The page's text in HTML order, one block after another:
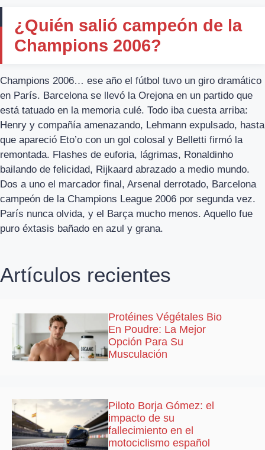
¿Quién salió campeón de la
Champions 2006?
Champions 2006… ese año el fútbol tuvo un giro dramático
en París. Barcelona se llevó la Orejona en un partido que
está tatuado en la memoria culé. Todo iba cuesta arriba:
Henry y compañía amenazando, Lehmann expulsado, hasta
que apareció Eto’o con un gol colosal y Belletti firmó la
remontada. Flashes de euforia, lágrimas, Ronaldinho
bailando de felicidad, Rijkaard abrazado a medio mundo.
Dos a uno el marcador final, Arsenal derrotado, Barcelona
campeón de la Champions League 2006 por segunda vez.
París nunca olvida, y el Barça mucho menos. Aquello fue
puro éxtasis bañado en azul y grana.
Artículos recientes
Protéines Végétales Bio
En Poudre: La Mejor
Opción Para Su
Musculación
Piloto Borja Gómez: el
impacto de su
fallecimiento en el
motociclismo español